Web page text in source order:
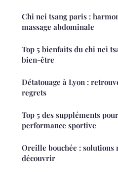
Chi nei tsang paris :
massage abdominale
Top 5 bienfaits du chi nei
bien-être
Détatouage à Lyon :
regrets
Top 5 des suppléments
performance sportive
Oreille bouchée : solutions
découvrir